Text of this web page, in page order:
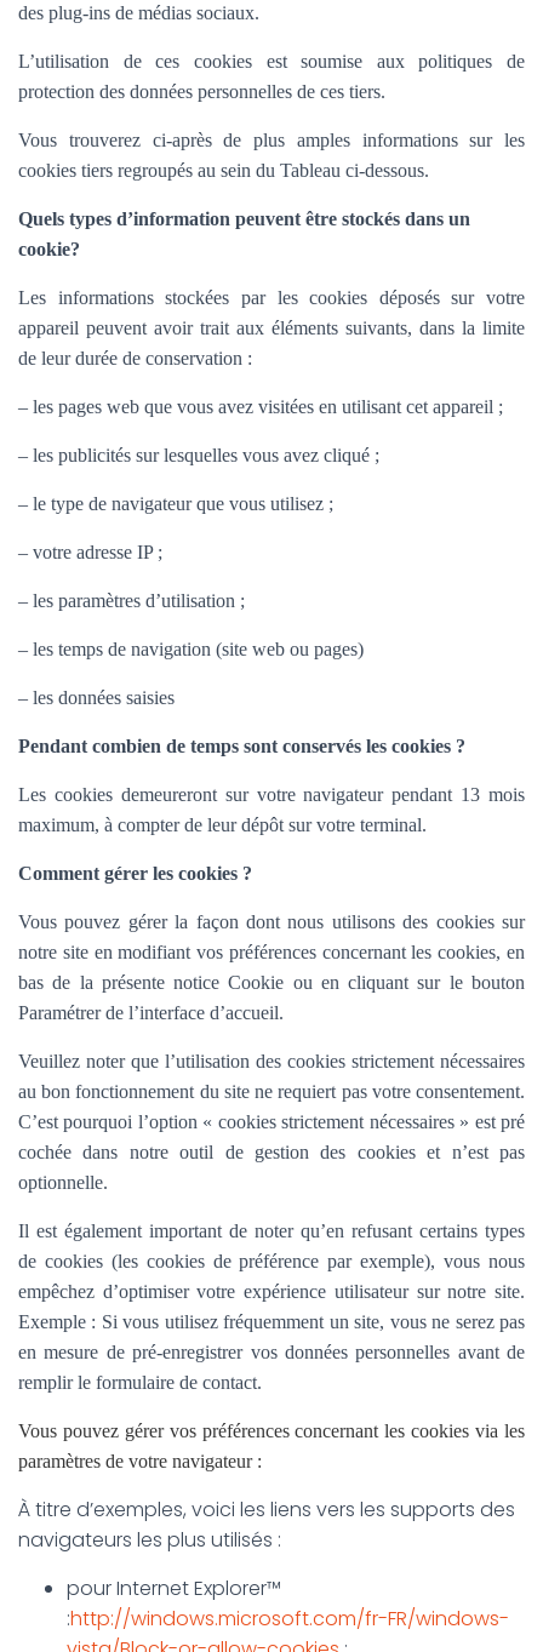
des plug-ins de médias sociaux.
L’utilisation de ces cookies est soumise aux politiques de
protection des données personnelles de ces tiers.
Vous trouverez ci-après de plus amples informations sur les
cookies tiers regroupés au sein du Tableau ci-dessous.
Quels types d’information peuvent être stockés dans un
cookie?
Les informations stockées par les cookies déposés sur votre
appareil peuvent avoir trait aux éléments suivants, dans la limite
de leur durée de conservation :
– les pages web que vous avez visitées en utilisant cet appareil ;
– les publicités sur lesquelles vous avez cliqué ;
– le type de navigateur que vous utilisez ;
– votre adresse IP ;
– les paramètres d’utilisation ;
– les temps de navigation (site web ou pages)
– les données saisies
Pendant combien de temps sont conservés les cookies ?
Les cookies demeureront sur votre navigateur pendant 13 mois
maximum, à compter de leur dépôt sur votre terminal.
Comment gérer les cookies ?
Vous pouvez gérer la façon dont nous utilisons des cookies sur
notre site en modifiant vos préférences concernant les cookies, en
bas de la présente notice Cookie ou en cliquant sur le bouton
Paramétrer de l’interface d’accueil.
Veuillez noter que l’utilisation des cookies strictement nécessaires
au bon fonctionnement du site ne requiert pas votre consentement.
C’est pourquoi l’option « cookies strictement nécessaires » est pré
cochée dans notre outil de gestion des cookies et n’est pas
optionnelle.
Il est également important de noter qu’en refusant certains types
de cookies (les cookies de préférence par exemple), vous nous
empêchez d’optimiser votre expérience utilisateur sur notre site.
Exemple : Si vous utilisez fréquemment un site, vous ne serez pas
en mesure de pré-enregistrer vos données personnelles avant de
remplir le formulaire de contact.
Vous pouvez gérer vos préférences concernant les cookies via les
paramètres de votre navigateur :
À titre d’exemples, voici les liens vers les supports des
navigateurs les plus utilisés :
pour Internet Explorer™
:http://windows.microsoft.com/fr-FR/windows-